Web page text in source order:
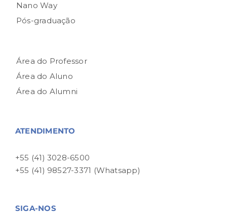
Nano Way
Pós-graduação
Área do Professor
Área do Aluno
Área do Alumni
ATENDIMENTO
+55 (41) 3028-6500
+55 (41) 98527-3371 (Whatsapp)
SIGA-NOS